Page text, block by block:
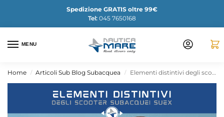
Spedizione GRATIS oltre 99€
Tel: 045 7650168
MENU
Home / Articoli Sub Blog Subacquea / Elementi distintivi degli scooter subacquei SUEX